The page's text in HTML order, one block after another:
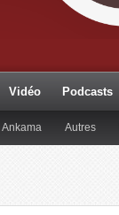
Vidéo Podcasts
Ankama Autres